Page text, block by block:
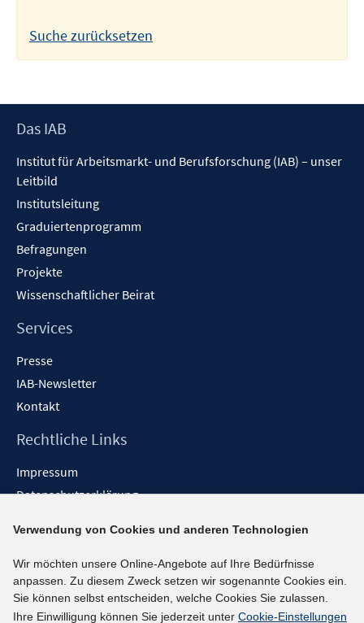
Suche zurücksetzen
Footer
Das IAB
Institut für Arbeitsmarkt- und Berufsforschung (IAB) – unser
Leitbild
Institutsleitung
Graduiertenprogramm
Befragungen
Projekte
Wissenschaftlicher Beirat
Services
Presse
IAB-Newsletter
Kontakt
Rechtliche Links
Impressum
Datenschutzerklärung
Barrieren melden
Social-Media-Kanäle
BlueSky
Verwendung von Cookies und anderen Technologien
Wir möchten unsere Online-Angebote auf Ihre Bedürfnisse
anpassen. Zu diesem Zweck setzen wir sogenannte Cookies ein.
Sie können selbst entscheiden, welche Cookies Sie zulassen.
Ihre Einwilligung können Sie jederzeit unter Cookie-Einstellungen